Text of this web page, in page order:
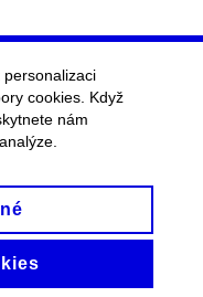
cookies. Když
nám